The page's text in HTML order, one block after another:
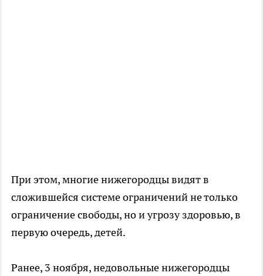
При этом, многие нижегородцы видят в
сложившейся системе ограничений не только
ограничение свободы, но и угрозу здоровью, в
первую очередь, детей.
Ранее, 3 ноября, недовольные нижегородцы